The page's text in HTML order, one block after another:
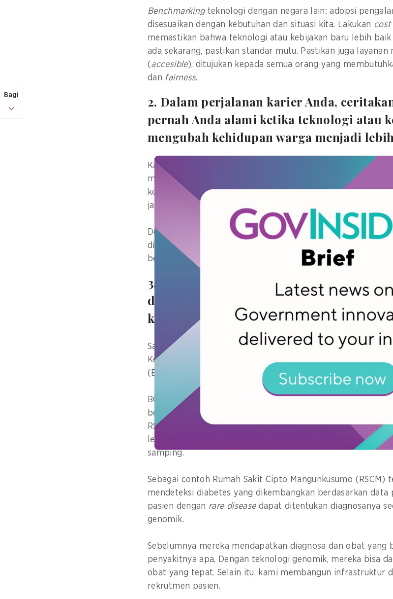
Bagi
Benchmarking teknologi dengan negara lain: adopsi
disesuaikan dengan kebutuhan dan situasi kita. Lakukan cost
memastikan bahwa teknologi atau kebijakan baru lebih
ada sekarang, pastikan standar mutu. Pastikan juga layanan
(accesible), ditujukan kepada semua orang yang
dan fairness.
2. Dalam perjalanan karier Anda,
pernah Anda alami ketika teknologi atau
mengubah kehidupan warga menjadi
Kami mengembangkan layanan berbasis kedokteran
mengadopsi teknologi genomik. Tujuannya adalah memutus
ketika pasien berbulan-bulan bahkan bertahun-tahun
jawaban yang jelas.
Dengan pemeriksaan genetik, pasien akhirnya dapat
dideritanya, sehingga dokter bisa menentukan terapi yang
berpotensi mengurangi efek samping dari pengobatan yang
3. Apa proyek paling berdampak yang
dalam upaya membangun kepercayaan
kebutuhan publik?
Saat ini saya bertanggung jawab untuk dua program
Kesehatan yaitu Program Genomik Nasional atau
(BGSI) dan Indonesia Clinical Research Center (INA-CRC).
BGSI memiliki tujuan agar Indonesia memiliki database
berbasis genomik yang lebih akurat dan presisi kepada
RS milik Kementerian Kesehatan telah memiliki layanan
lebih presisi sehingga pasien dapat menerima
treatment
samping.
Sebagai contoh Rumah Sakit Cipto Mangunkusumo (RSCM)
mendeteksi diabetes yang dikembangkan berdasarkan data
pasien dengan rare disease dapat ditentukan diagnosanya
genomik.
Sebelumnya mereka mendapatkan diagnosa dan obat
penyakitnya apa. Dengan teknologi genomik, mereka bisa
obat yang tepat. Selain itu, kami membangun infrastruktur
rekrutmen pasien.